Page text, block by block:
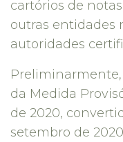
cartórios de
outras entidades
autoridades
da Medida
de 2020,
setembro de